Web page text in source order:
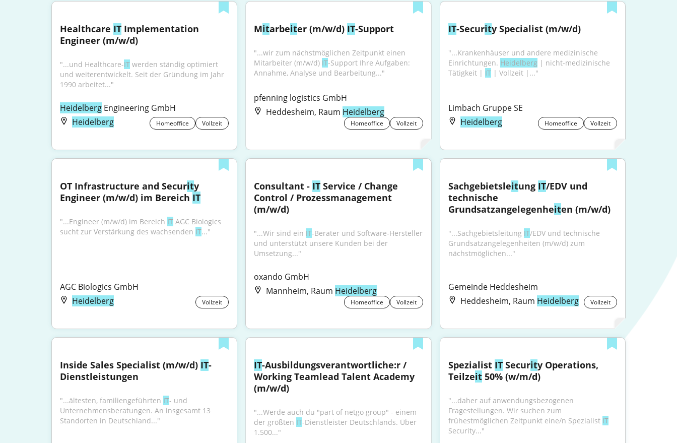
Healthcare IT Implementation
Engineer (m/w/d)
"...und Healthcare-IT werden ständig optimiert
und weiterentwickelt. Seit der Gründung im Jahr
1990 arbeitet..."
Heidelberg Engineering GmbH
Heidelberg
Homeoffice Vollzeit
Mitarbeiter (m/w/d) IT-Support
"...wir zum nächstmöglichen Zeitpunkt einen
Mitarbeiter (m/w/d) IT-Support Ihre Aufgaben:
Annahme, Analyse und Bearbeitung..."
pfenning logistics GmbH
Heddesheim, Raum Heidelberg
Homeoffice Vollzeit
IT-Security Specialist (m/w/d)
"...Krankenhäuser und andere medizinische
Einrichtungen. Heidelberg | nicht-medizinische
Tätigkeit | IT | Vollzeit |..."
Limbach Gruppe SE
Heidelberg
Homeoffice Vollzeit
OT Infrastructure and Security
Engineer (m/w/d) im Bereich IT
"...Engineer (m/w/d) im Bereich IT AGC Biologics
sucht zur Verstärkung des wachsenden IT..."
AGC Biologics GmbH
Heidelberg
Vollzeit
Consultant - IT Service / Change
Control / Prozessmanagement
(m/w/d)
"...Wir sind ein IT-Berater und Software-Hersteller
und unterstützt unsere Kunden bei der
Umsetzung..."
oxando GmbH
Mannheim, Raum Heidelberg
Homeoffice Vollzeit
Sachgebietsleitung IT/EDV und
technische
Grundsatzangelegenheiten (m/w/d)
"...Sachgebietsleitung IT/EDV und technische
Grundsatzangelegenheiten (m/w/d) zum
nächstmöglichen..."
Gemeinde Heddesheim
Heddesheim, Raum Heidelberg Vollzeit
Inside Sales Specialist (m/w/d) IT-
Dienstleistungen
"...ältesten, familiengeführten IT- und
Unternehmensberatungen. An insgesamt 13
Standorten in Deutschland..."
IT-Ausbildungsverantwortliche:r /
Working Teamlead Talent Academy
(m/w/d)
"...Werde auch du "part of netgo group" - einem
der größten IT-Dienstleister Deutschlands. Über
1.500..."
Spezialist IT Security Operations,
Teilzeit 50% (w/m/d)
"...daher auf anwendungsbezogenen
Fragestellungen. Wir suchen zum
frühestmöglichen Zeitpunkt eine/n Spezialist IT
Security..."